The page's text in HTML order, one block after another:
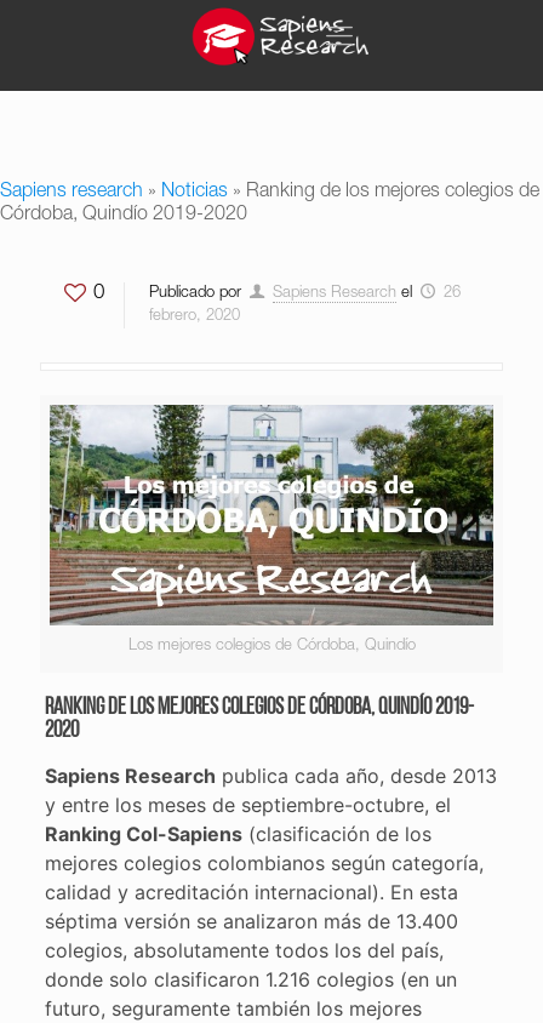
Sapiens research » Noticias » Ranking de los mejores colegios de
Córdoba, Quindío 2019-2020
0 Publicado por Sapiens Research el
26
febrero, 2020
Los mejores colegios de Córdoba, Quindío
Ranking de los mejores colegios de Córdoba, Quindío 2019-
2020
Sapiens Research publica cada año, desde 2013
y entre los meses de septiembre-octubre, el
Ranking Col-Sapiens(clasificación de los
mejores colegios colombianos según categoría,
calidad y acreditación internacional). En esta
séptima versión se analizaron más de 13.400
colegios, absolutamente todos los del país,
donde solo clasificaron 1.216 colegios (en un
futuro, seguramente también los mejores